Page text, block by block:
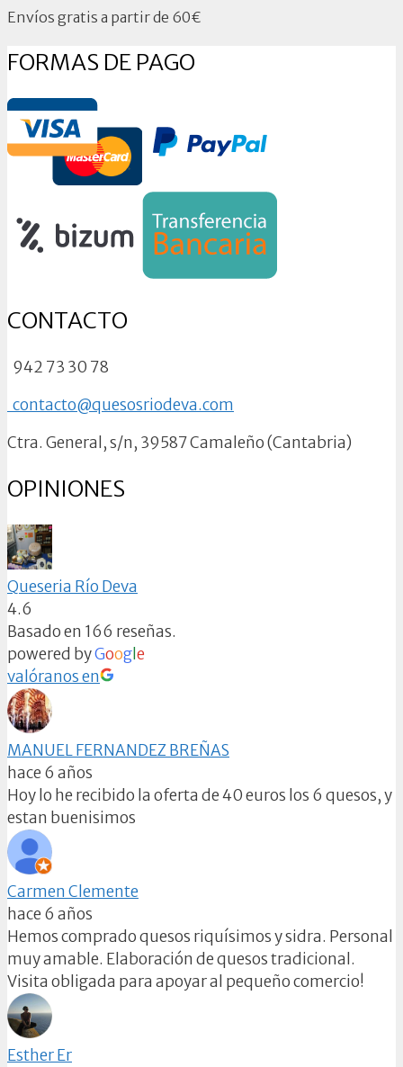
Envíos gratis a partir de 60€
FORMAS DE PAGO
CONTACTO
942 73 30 78
contacto@quesosriodeva.com
Ctra. General, s/n, 39587 Camaleño (Cantabria)
OPINIONES
Queseria Río Deva
4.6
Basado en 166 reseñas.
powered byGoog e
valóranos en
MANUEL FERNANDEZ BREÑAS
hace 6 años
Hoy lo he recibido la oferta de 40 euros los 6 quesos, y
estan buenisimos
Carmen Clemente
hace 6 años
Hemos comprado quesos riquísimos y sidra. Personal
muy amable. Elaboración de quesos tradicional.
Visita obligada para apoyar al pequeño comercio!
Esther Er